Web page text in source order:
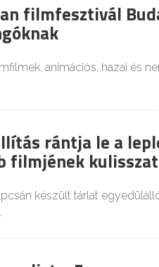
filmfesztivál
animációs, hazai és
rántja le a
filmjének
készült tárlat